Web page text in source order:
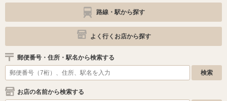
路線・駅から探す
よく行くお店から探す
郵便番号・住所・駅名から検索する
お店の名前から検索する